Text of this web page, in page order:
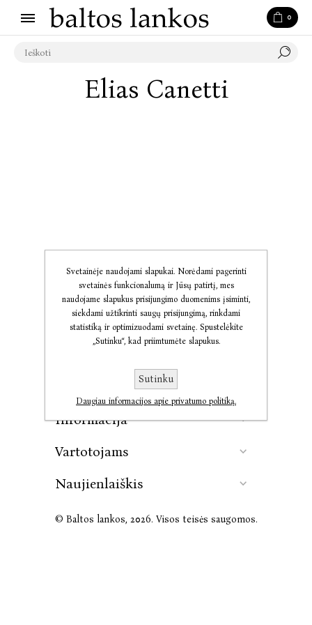
0
Elias Canetti
Informacija
Vartotojams
Naujienlaiškis
© Baltos lankos, 2026. Visos teisės saugomos.
Svetainėje naudojami slapukai. Norėdami pagerinti
svetainės funkcionalumą ir Jūsų patirtį, mes
naudojame slapukus prisijungimo duomenims įsiminti,
siekdami užtikrinti saugų prisijungimą, rinkdami
statistiką ir optimizuodami svetainę. Spustelėkite
„Sutinku“, kad priimtumėte slapukus.
Sutinku
Daugiau informacijos apie privatumo politiką.